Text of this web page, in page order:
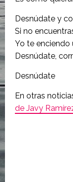
Desnúdate y
Si no
Yo te enciendo
Desnúdate,
Desnúdate
En otras
de Javy